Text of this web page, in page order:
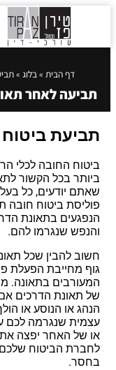
דף הבית » בלוג »
תביעה לאחר
תביעת
ביטוח החובה לכלי
ביותר בכל הקשור
שאתם יודעים, כל בעל
פוליסת ביטוח חובה
הנפגעים בתאונת
והנפש שנגרמו להם.
חשוב להבין שכל
גוף מחייבת הפעלת
המעורבים בתאונה.
של תאונת הדרכים
הנהג או הנוסע או
עצמית שנגרמה לכם
או של האחר יפצה
לחברת הביטוח שלכם
בחסר.